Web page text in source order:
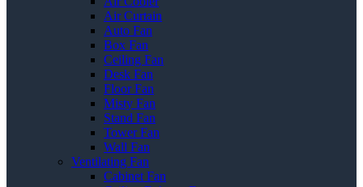
Air Curtain
Auto Fan
Box Fan
Ceiling Fan
Desk Fan
Floor Fan
Misty Fan
Stand Fan
Tower Fan
Wall Fan
Ventilating Fan
Cabinet Fan